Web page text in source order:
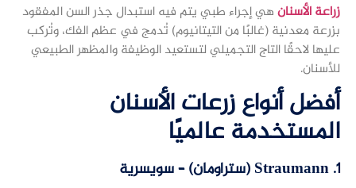
زراعة الأسنانهي إجراء طبي يتم فيه استبدال جذر السن المفقود
بزرعة معدنية (غالبًا من التيتانيوم) تُدمج في عظم الفك، وتُركب
عليها لاحقًا التاج التجميلي لتستعيد الوظيفة والمظهر الطبيعي
للأسنان.
أفضل أنواع زرعات الأسنان
المستخدمة عالميًا
1. Straumann (ستراومان) – سويسرية